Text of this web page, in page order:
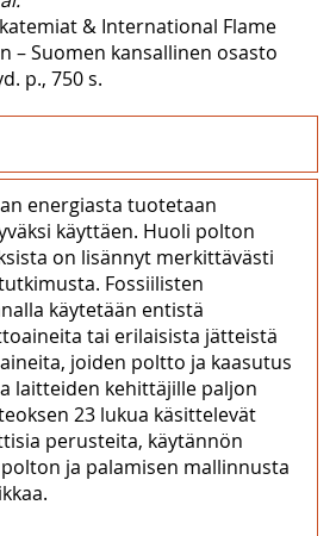
& International Flame
– Suomen kansallinen osasto
p., 750 s.
energiasta tuotetaan
käyttäen. Huoli polton
on lisännyt merkittävästi
Fossiilisten
käytetään entistä
tai erilaisista jätteistä
joiden poltto ja kaasutus
laitteiden kehittäjille paljon
23 lukua käsittelevät
perusteita, käytännön
ja palamisen mallinnusta